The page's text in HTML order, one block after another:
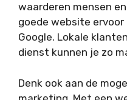
waarderen mensen
goede website
Google. Lokale
dienst kunnen je zo
Denk ook aan de